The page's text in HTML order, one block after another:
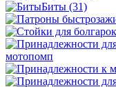
Биты (31)
мотопомп